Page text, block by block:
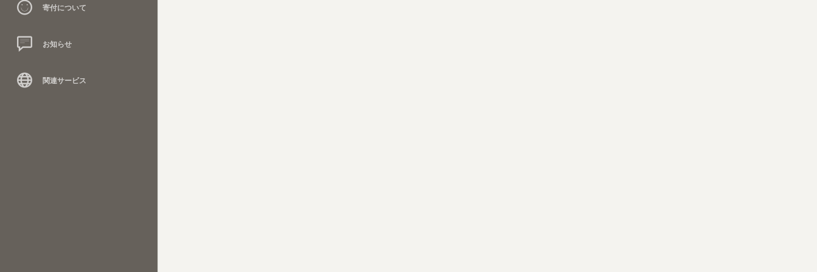
寄付について
お知らせ
関連サービス